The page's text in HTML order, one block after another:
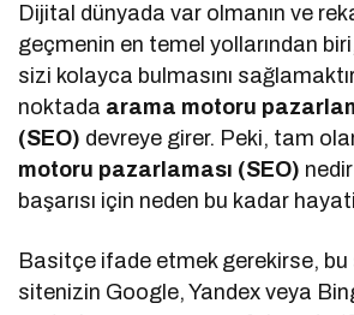
Dijital dünyada var olmanın ve
geçmenin en temel yollarından
sizi kolayca bulmasını
noktada arama motoru
(SEO) devreye girer. Peki, tam
motoru pazarlaması (SEO)
başarısı için neden bu kadar
Basitçe ifade etmek gerekirse,
sitenizin Google, Yandex veya